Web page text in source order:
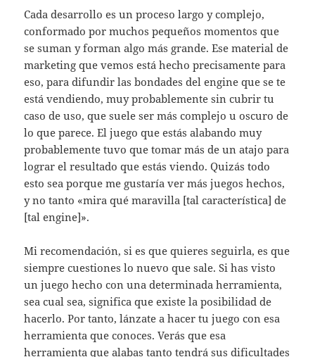
Cada desarrollo es un proceso largo y complejo,
conformado por muchos pequeños momentos que
se suman y forman algo más grande. Ese material de
marketing que vemos está hecho precisamente para
eso, para difundir las bondades del engine que se te
está vendiendo, muy probablemente sin cubrir tu
caso de uso, que suele ser más complejo u oscuro de
lo que parece. El juego que estás alabando muy
probablemente tuvo que tomar más de un atajo para
lograr el resultado que estás viendo. Quizás todo
esto sea porque me gustaría ver más juegos hechos,
y no tanto «mira qué maravilla [tal característica] de
[tal engine]».
Mi recomendación, si es que quieres seguirla, es que
siempre cuestiones lo nuevo que sale. Si has visto
un juego hecho con una determinada herramienta,
sea cual sea, significa que existe la posibilidad de
hacerlo. Por tanto, lánzate a hacer tu juego con esa
herramienta que conoces. Verás que esa
herramienta que alabas tanto tendrá sus dificultades